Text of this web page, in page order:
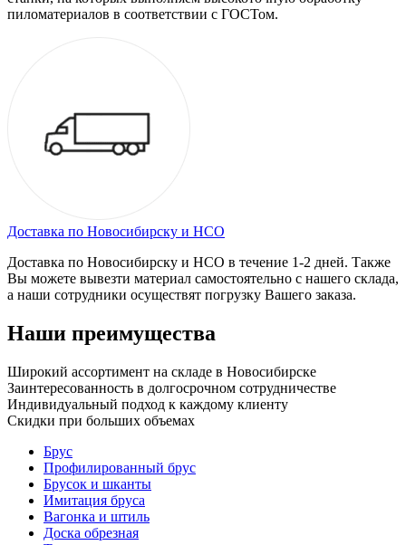
пиломатериалов в соответствии с ГОСТом.
Доставка по Новосибирску и НСО
Доставка по Новосибирску и НСО в течение 1-2 дней. Также
Вы можете вывезти материал самостоятельно с нашего склада,
а наши сотрудники осуществят погрузку Вашего заказа.
Наши преимущества
Широкий ассортимент на складе в Новосибирске
Заинтересованность в долгосрочном сотрудничестве
Индивидуальный подход к каждому клиенту
Скидки при больших объемах
Брус
Профилированный брус
Брусок и шканты
Имитация бруса
Вагонка и штиль
Доска обрезная